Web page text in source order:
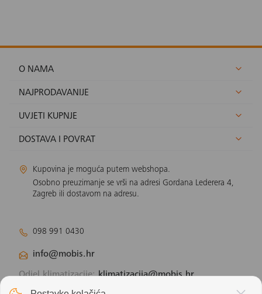
O NAMA
NAJPRODAVANIJE
UVJETI KUPNJE
DOSTAVA I POVRAT
Kupovina je moguća putem webshopa.
Osobno preuzimanje se vrši na adresi Gordana Lederera 4,
Zagreb ili dostavom na adresu.
098 991 0430
info@mobis.hr
Odjel klimatizacije:klimatizacija@mobis.hr
Odjel solarnih panela: